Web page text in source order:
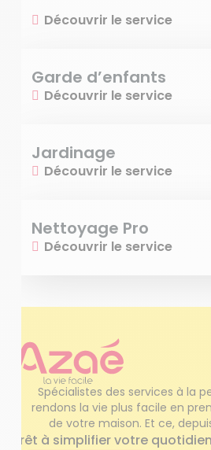
Découvrir le service
Garde d’enfants
Découvrir le service
Jardinage
Découvrir le service
Nettoyage Pro
Découvrir le service
Spécialistes des services à la
rendons la vie plus facile en
de votre maison. Et ce,
Prêt à simplifier votre